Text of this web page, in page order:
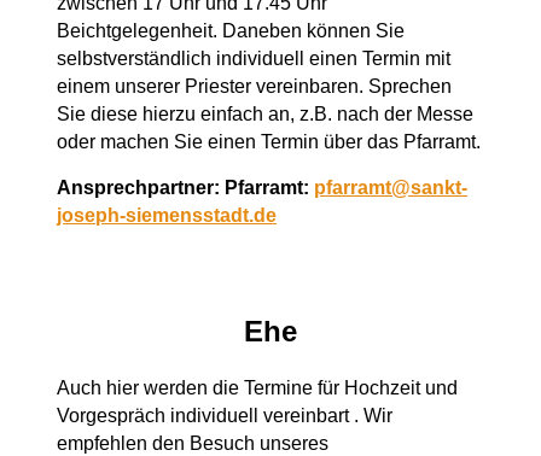
Beichtgelegenheit. Daneben können Sie
selbstverständlich individuell einen Termin mit
einem unserer Priester vereinbaren. Sprechen
Sie diese hierzu einfach an, z.B. nach der Messe
oder machen Sie einen Termin über das Pfarramt.
Ansprechpartner: Pfarramt: pfarramt@sankt-
joseph-siemensstadt.de
Ehe
Auch hier werden die Termine für Hochzeit und
Vorgespräch individuell vereinbart . Wir
empfehlen den Besuch unseres